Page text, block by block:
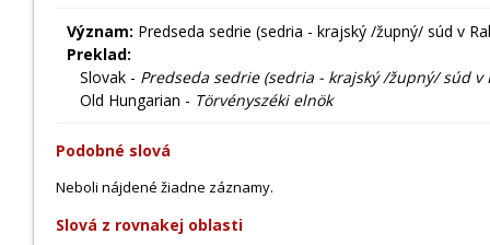
Význam: Predseda sedrie (sedria - krajský /župný/ súd v
Preklad:
Slovak - Predseda sedrie (sedria - krajský /župný/ súd v
Old Hungarian - Törvényszéki elnök
Podobné slová
Neboli nájdené žiadne záznamy.
Slová z rovnakej oblasti